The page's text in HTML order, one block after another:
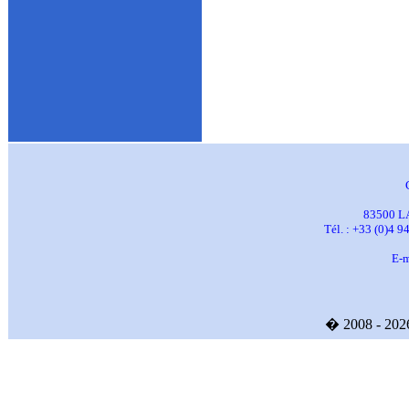
83500
Tél. : +33 (0)4
E-
� 2008 -